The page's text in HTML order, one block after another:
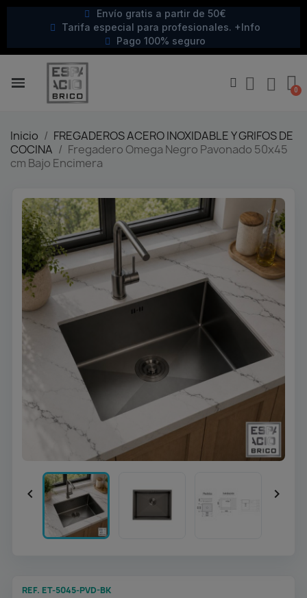
Envío gratis a partir de 50€
Tarifa especial para profesionales. +Info
Pago 100% seguro
Inicio
FREGADEROS ACERO INOXIDABLE Y GRIFOS DE
COCINA
Fregadero Omega Negro Pavonado 50x45
cm Bajo Encimera
 
REF. ET-5045-PVD-BK